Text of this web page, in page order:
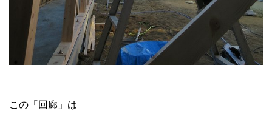
この「回廊」は